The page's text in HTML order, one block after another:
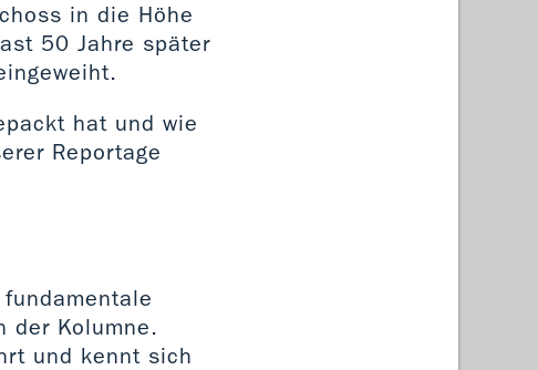
in die Höhe
50 Jahre später
hat und wie
Reportage
der Kolumne.
und kennt sich